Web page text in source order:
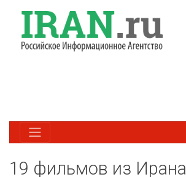
19 фильмов из Ирана